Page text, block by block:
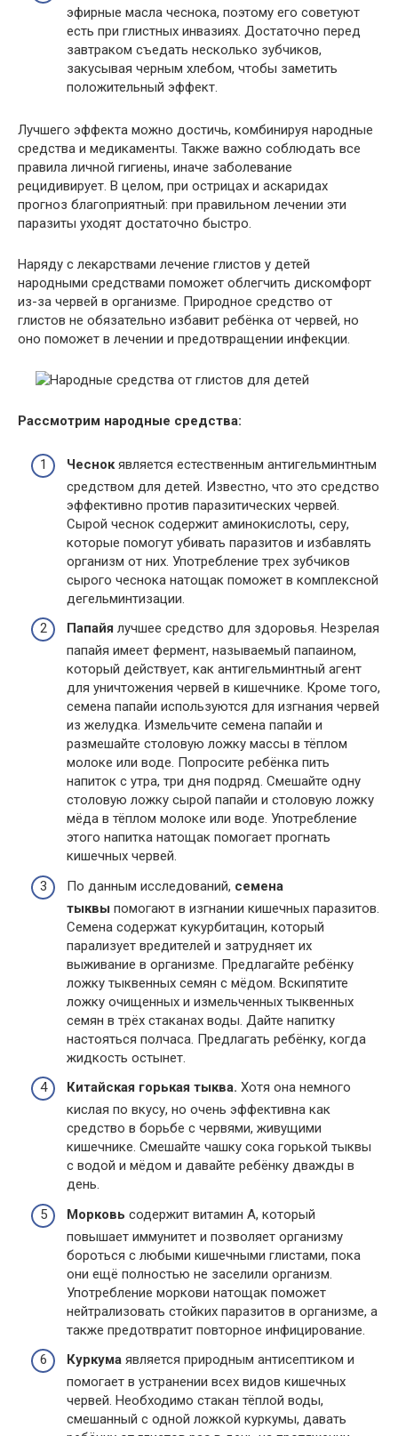
эфирные масла чеснока, поэтому его советуют
есть при глистных инвазиях. Достаточно перед
завтраком съедать несколько зубчиков,
закусывая черным хлебом, чтобы заметить
положительный эффект.
Лучшего эффекта можно достичь, комбинируя народные
средства и медикаменты. Также важно соблюдать все
правила личной гигиены, иначе заболевание
рецидивирует. В целом, при острицах и аскаридах
прогноз благоприятный: при правильном лечении эти
паразиты уходят достаточно быстро.
Наряду с лекарствами лечение глистов у детей
народными средствами поможет облегчить дискомфорт
из-за червей в организме. Природное средство от
глистов не обязательно избавит ребёнка от червей, но
оно поможет в лечении и предотвращении инфекции.
Рассмотрим народные средства:
Чеснокявляется естественным антигельминтным
средством для детей. Известно, что это средство
эффективно против паразитических червей.
Сырой чеснок содержит аминокислоты, серу,
которые помогут убивать паразитов и избавлять
организм от них. Употребление трех зубчиков
сырого чеснока натощак поможет в комплексной
дегельминтизации.
Папайя лучшее средство для здоровья. Незрелая
папайя имеет фермент, называемый папаином,
который действует, как антигельминтный агент
для уничтожения червей в кишечнике. Кроме того,
семена папайи используются для изгнания червей
из желудка. Измельчите семена папайи и
размешайте столовую ложку массы в тёплом
молоке или воде. Попросите ребёнка пить
напиток с утра, три дня подряд. Смешайте одну
столовую ложку сырой папайи и столовую ложку
мёда в тёплом молоке или воде. Употребление
этого напитка натощак помогает прогнать
кишечных червей.
По данным исследований, семена
тыквы помогают в изгнании кишечных паразитов.
Семена содержат кукурбитацин, который
парализует вредителей и затрудняет их
выживание в организме. Предлагайте ребёнку
ложку тыквенных семян с мёдом. Вскипятите
ложку очищенных и измельченных тыквенных
семян в трёх стаканах воды. Дайте напитку
настояться полчаса. Предлагать ребёнку, когда
жидкость остынет.
Китайская горькая тыква. Хотя она немного
кислая по вкусу, но очень эффективна как
средство в борьбе с червями, живущими
кишечнике. Смешайте чашку сока горькой тыквы
с водой и мёдом и давайте ребёнку дважды в
день.
Морковь содержит витамин А, который
повышает иммунитет и позволяет организму
бороться с любыми кишечными глистами, пока
они ещё полностью не заселили организм.
Употребление моркови натощак поможет
нейтрализовать стойких паразитов в организме, а
также предотвратит повторное инфицирование.
Куркума является природным антисептиком и
помогает в устранении всех видов кишечных
червей. Необходимо стакан тёплой воды,
смешанный с одной ложкой куркумы, давать